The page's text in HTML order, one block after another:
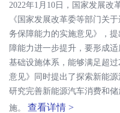
2022年1月10日，国家发展改
《国家发展改革委等部门关
务保障能力的实施意见》，
障能力进一步提升，要形成
基础设施体系，能够满足超
意见》同时提出了探索新能
研究完善新能源汽车消费和
施。
查看详情 >